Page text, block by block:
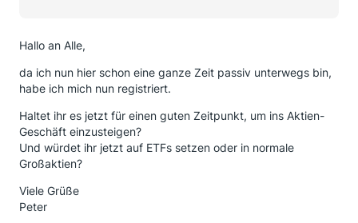
Hallo an Alle,
da ich nun hier schon eine ganze Zeit passiv unterwegs bin,
habe ich mich nun registriert.
Haltet ihr es jetzt für einen guten Zeitpunkt, um ins Aktien-
Geschäft einzusteigen?
Und würdet ihr jetzt auf ETFs setzen oder in normale
Großaktien?
Viele Grüße
Peter